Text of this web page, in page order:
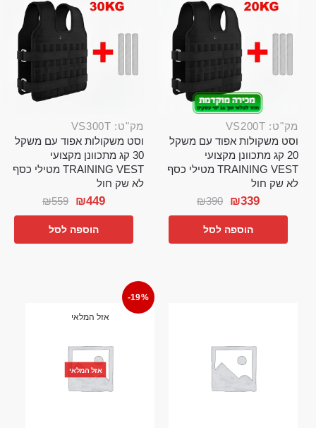
מק"ט: VS200T
וסט משקולות אפוד עם משקל
20 קג מתכוונן מקצועי
TRAINING VEST מטילי כסף
לא שק חול
₪390 ₪339
הוספה לסל
מק"ט: VS300T
וסט משקולות אפוד עם משקל
30 קג מתכוונן מקצועי
TRAINING VEST מטילי כסף
לא שק חול
₪559 ₪449
הוספה לסל
-19%
אזל המלאי
אזל המלאי